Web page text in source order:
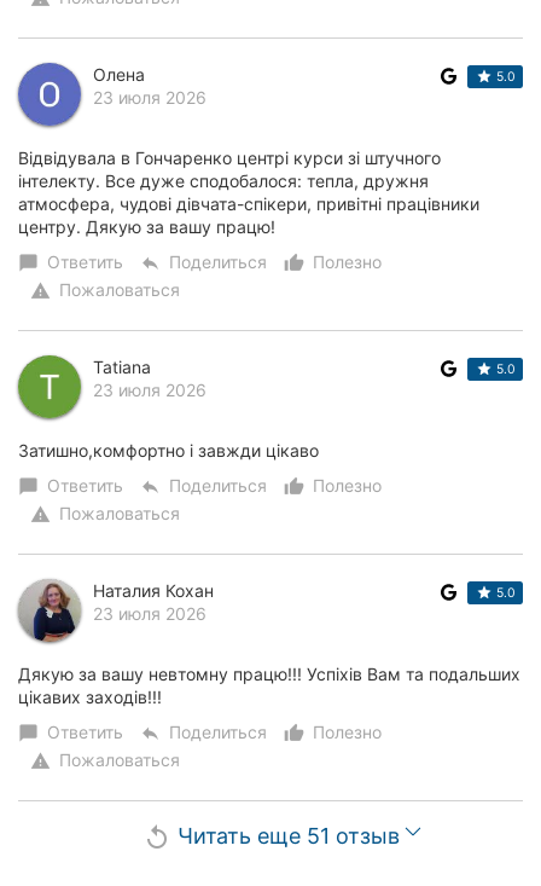
Олена
23 июля 2026
5.0
Відвідувала в Гончаренко центрі курси зі штучного
інтелекту. Все дуже сподобалося: тепла, дружня
атмосфера, чудові дівчата-спікери, привітні працівники
центру. Дякую за вашу працю!
chat_bubble Ответить reply Поделиться thumb_up_alt
Полезно
warning Пожаловаться
Tatiana
23 июля 2026
5.0
Затишно,комфортно і завжди цікаво
chat_bubble Ответить reply Поделиться thumb_up_alt
Полезно
warning Пожаловаться
Наталия Кохан
23 июля 2026
5.0
Дякую за вашу невтомну працю!!! Успіхів Вам та подальших
цікавих заходів!!!
chat_bubble Ответить reply Поделиться thumb_up_alt
Полезно
warning Пожаловаться
replay Читать еще 51 отзыв